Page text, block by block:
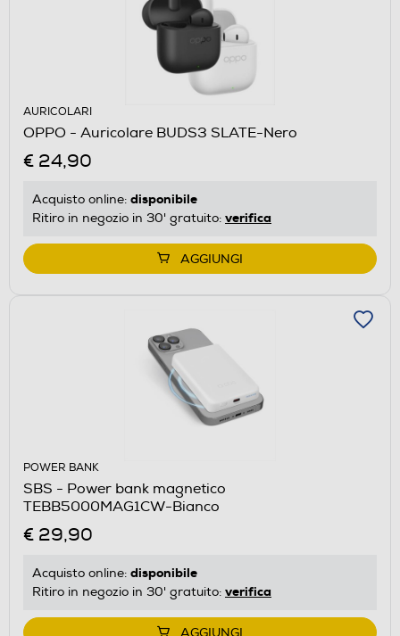
AURICOLARI
OPPO - Auricolare BUDS3 SLATE-Nero
€ 24,90
Acquisto online: disponibile
Ritiro in negozio in 30' gratuito: verifica
AGGIUNGI
POWER BANK
SBS - Power bank magnetico
TEBB5000MAG1CW-Bianco
€ 29,90
Acquisto online: disponibile
Ritiro in negozio in 30' gratuito: verifica
AGGIUNGI